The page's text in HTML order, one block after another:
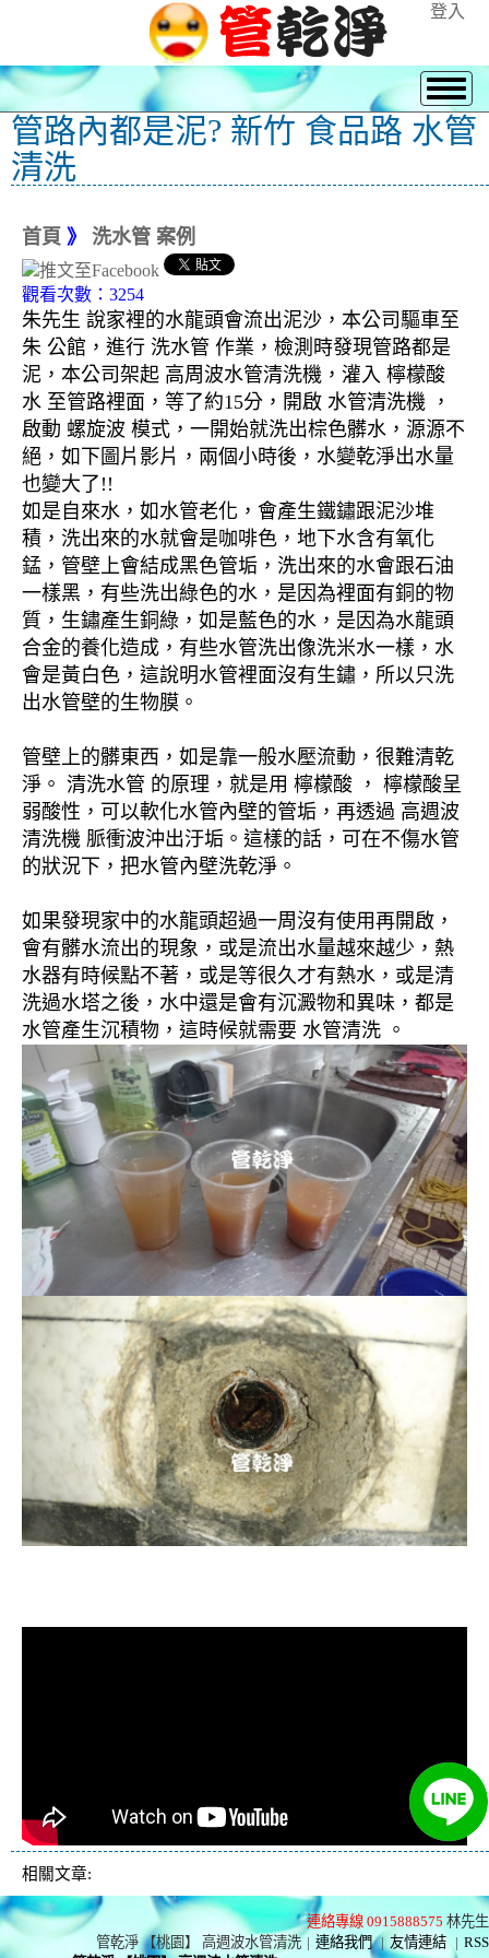
登入
管路內都是泥? 新竹 食品路 水管
清洗
首頁 》 洗水管 案例
觀看次數：3254
朱先生 說家裡的水龍頭會流出泥沙，本公司驅車至
朱 公館，進行 洗水管 作業，檢測時發現管路都是
泥，本公司架起 高周波水管清洗機，灌入 檸檬酸
水 至管路裡面，等了約15分，開啟 水管清洗機 ，
啟動 螺旋波 模式，一開始就洗出棕色髒水，源源不
絕，如下圖片影片，兩個小時後，水變乾淨出水量
也變大了!!
如是自來水，如水管老化，會產生鐵鏽跟泥沙堆
積，洗出來的水就會是咖啡色，地下水含有氧化
錳，管壁上會結成黑色管垢，洗出來的水會跟石油
一樣黑，有些洗出綠色的水，是因為裡面有銅的物
質，生鏽產生銅綠，如是藍色的水，是因為水龍頭
合金的養化造成，有些水管洗出像洗米水一樣，水
會是黃白色，這說明水管裡面沒有生鏽，所以只洗
出水管壁的生物膜。
管壁上的髒東西，如是靠一般水壓流動，很難清乾
淨。 清洗水管 的原理，就是用 檸檬酸 ， 檸檬酸呈
弱酸性，可以軟化水管內壁的管垢，再透過 高週波
清洗機 脈衝波沖出汙垢。這樣的話，可在不傷水管
的狀況下，把水管內壁洗乾淨。
如果發現家中的水龍頭超過一周沒有使用再開啟，
會有髒水流出的現象，或是流出水量越來越少，熱
水器有時候點不著，或是等很久才有熱水，或是清
洗過水塔之後，水中還是會有沉澱物和異味，都是
水管產生沉積物，這時候就需要 水管清洗 。
相關文章:
連絡專線 0915888575 林先生
管乾淨 【桃園】 高週波水管清洗 | 連絡我們 | 友情連結 | RSS